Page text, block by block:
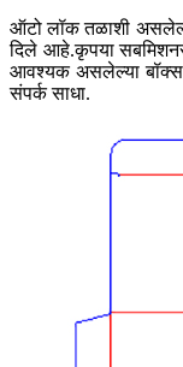
ऑटो लॉक तळाशी
दिले आहे.कृपया
आवश्यक असलेल्या बॉक्स
संपर्क साधा.